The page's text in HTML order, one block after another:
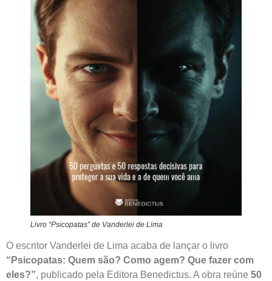
Livro “Psicopatas” de Vanderlei de Lima
O escritor Vanderlei de Lima acaba de lançar o livro
“Psicopatas: Quem são? Como agem? Que fazer com
eles?”, publicado pela Editora Benedictus. A obra reúne 50